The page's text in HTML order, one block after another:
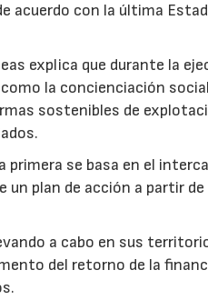
acuerdo con la última
explica que durante la
la concienciación
sostenibles de
primera se basa en el
un plan de acción a partir de
a cabo en sus
del retorno de la